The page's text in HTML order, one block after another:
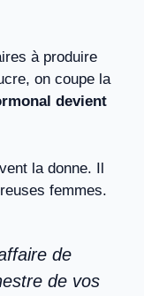
à produire
on coupe la
devient
la donne. Il
femmes.
de
de vos